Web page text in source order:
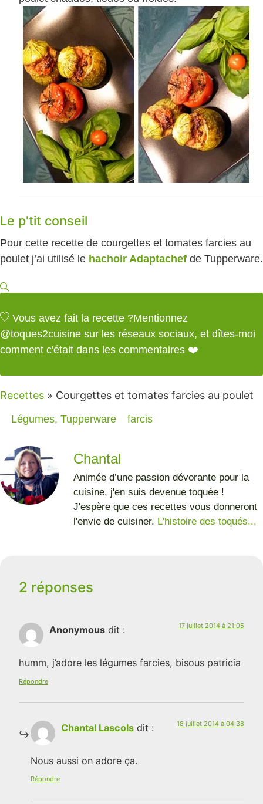
Le p'tit conseil
Pour cette recette de courgettes et tomates farcies au
poulet j’ai utilisé le hachoir Adaptachef de Tupperware.
Vous avez fait la recette ?Mentionnez
@toques2cuisine sur les réseaux sociaux, et dîtes-moi
comment c'était dans les commentaires ❤️
Recettes » Courgettes et tomates farcies au poulet
Légumes, Tupperware farcis
Chantal
Animée d’une passion dévorante pour la
cuisine, j'en suis devenue toquée !
J'espère que ces recettes vous donneront
l'envie de cuisiner. L'histoire des toqués...
2 réponses
Anonymous dit : 17 juillet 2014 à 21:05
humm, j’adore les légumes farcies, bisous patricia
Répondre
Chantal Lascols dit : 18 juillet 2014 à 04:38
Nous aussi on adore ça.
Répondre